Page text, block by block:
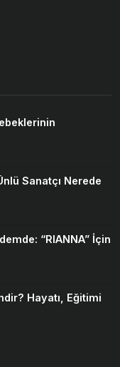
Sanatçı Nerede
“RIANNA” İçin
Hayatı, Eğitimi